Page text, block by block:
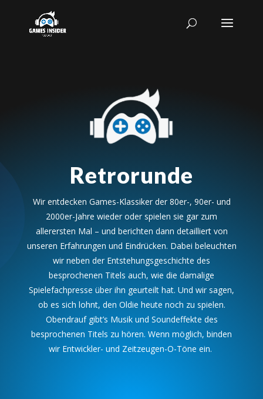
Retrorunde
Wir entdecken Games-Klassiker der 80er-, 90er- und
2000er-Jahre wieder oder spielen sie gar zum
allerersten Mal – und berichten dann detailliert von
unseren Erfahrungen und Eindrücken. Dabei beleuchten
wir neben der Entstehungsgeschichte des
besprochenen Titels auch, wie die damalige
Spielefachpresse über ihn geurteilt hat. Und wir sagen,
ob es sich lohnt, den Oldie heute noch zu spielen.
Obendrauf gibt’s Musik und Soundeffekte des
besprochenen Titels zu hören. Wenn möglich, binden
wir Entwickler- und Zeitzeugen-O-Töne ein.